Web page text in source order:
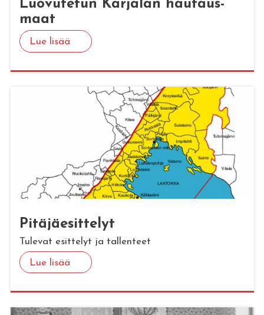
Luo­vu­te­tun Kar­ja­lan hau­taus­
maat
Lue lisää
Pi­tä­jäe­sit­te­lyt
Tulevat esittelyt ja tallenteet
Lue lisää